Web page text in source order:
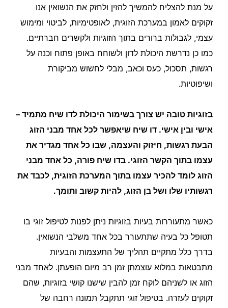
על מנת להצליח להמשיך להזין ולחזק את הנשואין אנו
זקוקים לאמון במערכת הזוגית, לאופטימיות, לביטוי ומימוש
עצמי, לגבולות ברורים בתוך הזוגיות ולקשרים חברתיים.
כמו כן נדרשת היכולת לדון ולשוחח באופן פתוח וכנה על
רגשות, תסכול, כעס וכאב, מבלי לחשוש מביקורת
ושיפוטיות.
בזוגיות טובה יש צורך בשימור היכולת לדו שיח מתמיד –
אישי ובין אישי. דו שיח שיאפשר לכל אחד מבני הזוג
הבעת רגשות, חיזוק והעצמה, שבו כל אחד מגדיר את
עצמו בתוך הקשר הזוגי. בדו שיח פורה, כל אחד מבני
הזוג לומד להכיר עצמו בתוך המערכת הזוגית, לכבד את
רגשותיו שלו ושל בן הזוג, להיות קשוב ותומך.
כאשר מתעוררות בעיות בזוגיות ניתן לפנות לטיפול זוגי בו
תטופל כל בעיה שתתעורר בכל אחד משלבי הנשואין.
בדרך כלל מתקיים תהליך של התעצמות והבעיות
מתבטאות במלוא עוצמתן זמן רב מיום הופעתן. לאחד מבני
הזוג או לשניהם לוקח זמן להבין שישנו קושי בזוגיות, שהם
זקוקים לעזרה. בטיפול זוגי תתקבל תמונה רחבה של